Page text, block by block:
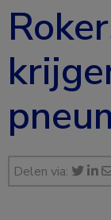
Delen via: